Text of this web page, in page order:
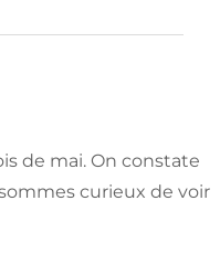
de mai. On constate
curieux de voir